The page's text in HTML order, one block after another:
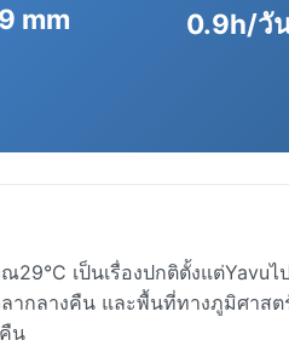
mm 0.9h/วั
เป็นเรื่องปกติตั้งแต่Yavuไ
ลางคืน และพื้นที่ทางภูมิศาสต
น